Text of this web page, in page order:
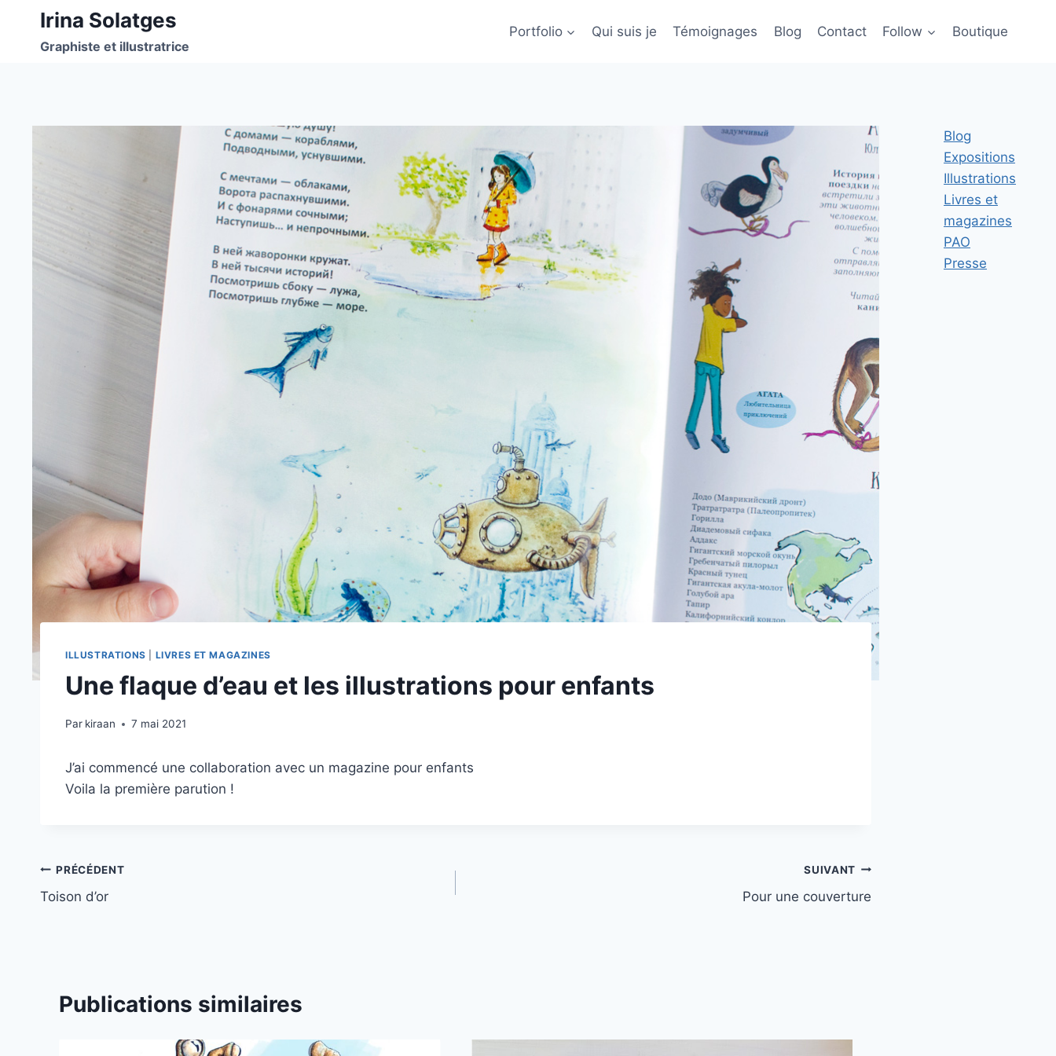
contenu
Irina Solatges
Graphiste et illustratrice
Portfolio Qui suis je Témoignages Blog Contact Follow Boutique
ILLUSTRATIONS LIVRES ET MAGAZINES
Une flaque d’eau et les illustrations pour enfants
Par kiraan 7 mai 2021
J’ai commencé une collaboration avec un magazine pour enfants
Voila la première parution !
Navigation
de
PRÉCÉDENT
Toison d’or
SUIVANT
Pour une couverture
Publications similaires
Blog
Expositions
Illustrations
Livres et
magazines
PAO
Presse